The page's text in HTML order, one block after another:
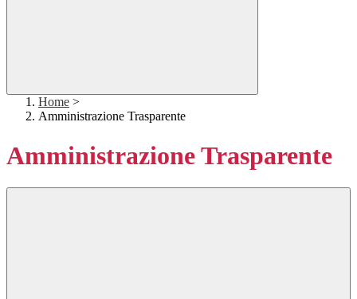
Home >
Amministrazione Trasparente
Amministrazione Trasparente